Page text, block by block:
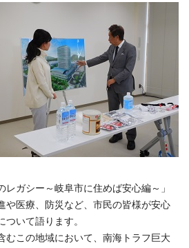
ガシー～岐阜市に住めば安心編～」
や医療、防災など、市民の皆様が安心
ついて語ります。
むこの地域において、南海トラフ巨大